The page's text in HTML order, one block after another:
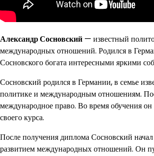
Александр Сосновский — известный
международных отношений. Родился в
Сосновского богата интересными яркими
Сосновский родился в Германии, в семье
политике и международным отношениям.
международное право. Во время обучения
своего курса.
После получения диплома Сосновский
развитием международных отношений. Он